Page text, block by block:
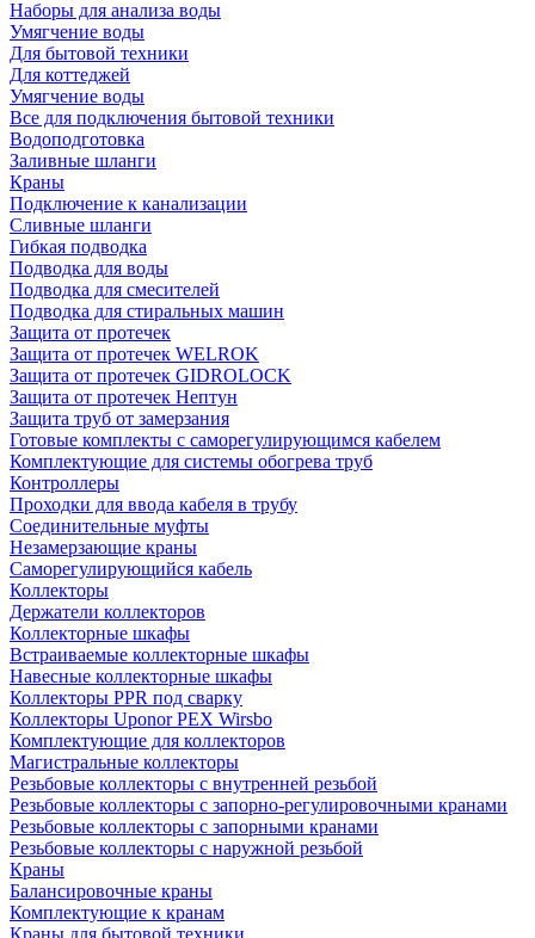
Наборы для анализа воды
Умягчение воды
Для бытовой техники
Для коттеджей
Умягчение воды
Все для подключения бытовой техники
Водоподготовка
Заливные шланги
Краны
Подключение к канализации
Сливные шланги
Гибкая подводка
Подводка для воды
Подводка для смесителей
Подводка для стиральных машин
Защита от протечек
Защита от протечек WELROK
Защита от протечек GIDROLOCK
Защита от протечек Нептун
Защита труб от замерзания
Готовые комплекты с саморегулирующимся кабелем
Комплектующие для системы обогрева труб
Контроллеры
Проходки для ввода кабеля в трубу
Соединительные муфты
Незамерзающие краны
Саморегулирующийся кабель
Коллекторы
Держатели коллекторов
Коллекторные шкафы
Встраиваемые коллекторные шкафы
Навесные коллекторные шкафы
Коллекторы PPR под сварку
Коллекторы Uponor PEX Wirsbo
Комплектующие для коллекторов
Магистральные коллекторы
Резьбовые коллекторы с внутренней резьбой
Резьбовые коллекторы с запорно-регулировочными кранами
Резьбовые коллекторы с запорными кранами
Резьбовые коллекторы с наружной резьбой
Краны
Балансировочные краны
Комплектующие к кранам
Краны для бытовой техники